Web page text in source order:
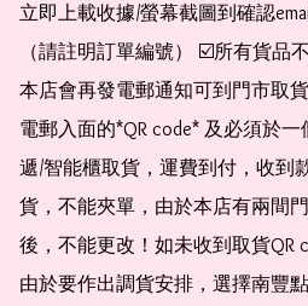
立即上載收據/螢幕截圖到確認
（請註明訂單編號） ☑️所有貨品
本店會再發電郵通知可到門市取
電郵入面的*QR code* 及必須於
遞/智能櫃取貨，運費到付，收到
貨，不能夾單，由於本店有兩間
後，不能更改！如未收到取貨QR
由於要作出調貨安排，選擇南豐